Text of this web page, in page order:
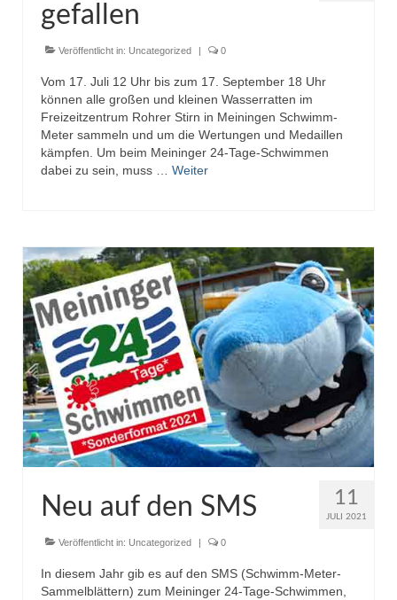
gefallen
Veröffentlicht in: Uncategorized | 0
Vom 17. Juli 12 Uhr bis zum 17. September 18 Uhr
können alle großen und kleinen Wasserratten im
Freizeitzentrum Rohrer Stirn in Meiningen Schwimm-
Meter sammeln und um die Wertungen und Medaillen
kämpfen. Um beim Meininger 24-Tage-Schwimmen
dabei zu sein, muss … Weiter
11
JULI 2021
Neu auf den SMS
Veröffentlicht in: Uncategorized | 0
In diesem Jahr gib es auf den SMS (Schwimm-Meter-
Sammelblättern) zum Meininger 24-Tage-Schwimmen,